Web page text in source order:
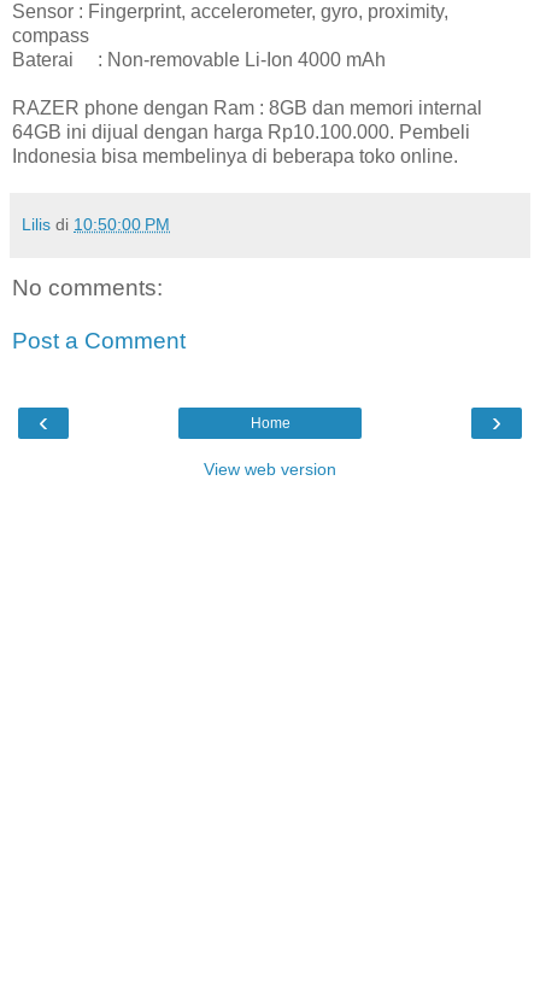
Sensor : Fingerprint, accelerometer, gyro, proximity,
compass
Baterai : Non-removable Li-Ion 4000 mAh
RAZER phone dengan Ram : 8GB dan memori internal
64GB ini dijual dengan harga Rp10.100.000. Pembeli
Indonesia bisa membelinya di beberapa toko online.
Lilis di 10:50:00 PM
No comments:
Post a Comment
‹ ›
Home
View web version